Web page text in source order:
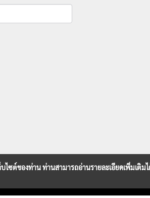
ไซต์ของท่าน ท่านสามารถอ่านรายละเอียดเพิ่มเติม